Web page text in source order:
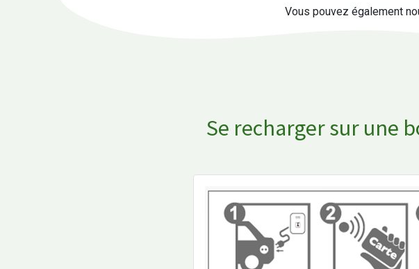
Vous pouvez également
Se recharger sur une